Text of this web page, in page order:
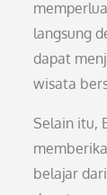
langsung
dapat
wisata
Selain itu,
belajar